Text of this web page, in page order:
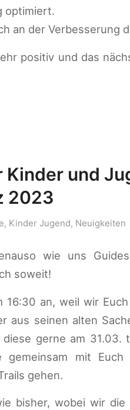
optimiert.
an der Verbesserung
positiv und das
Kinder und
2023
, Kinder Jugend, Neuigkeiten
wie uns
soweit!
16:30 an, weil wir
aus seinen alten
gerne am 31.03.
gemeinsam mit Euch
gehen.
bisher, wobei wir